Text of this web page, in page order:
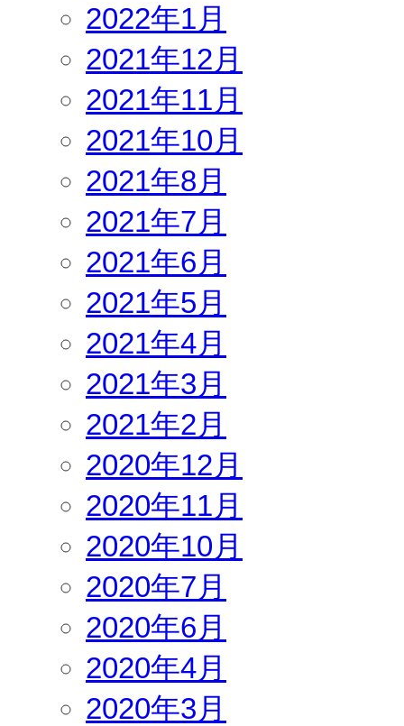
2022年1月
2021年12月
2021年11月
2021年10月
2021年8月
2021年7月
2021年6月
2021年5月
2021年4月
2021年3月
2021年2月
2020年12月
2020年11月
2020年10月
2020年7月
2020年6月
2020年4月
2020年3月